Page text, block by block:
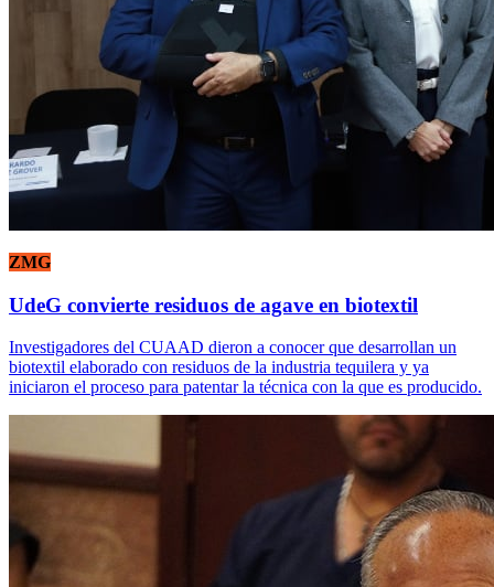
ZMG
UdeG convierte residuos de agave en biotextil
Investigadores del CUAAD dieron a conocer que desarrollan un
biotextil elaborado con residuos de la industria tequilera y ya
iniciaron el proceso para patentar la técnica con la que es producido.